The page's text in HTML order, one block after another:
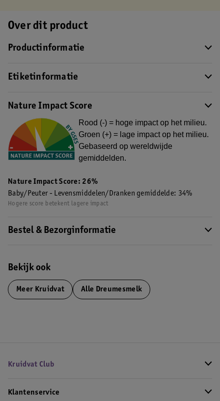
Over dit product
Productinformatie
Etiketinformatie
Nature Impact Score
Rood (-) = hoge impact op het milieu.
Groen (+) = lage impact op het milieu.
Gebaseerd op wereldwijde
gemiddelden.
Nature Impact Score: 26%
Baby/Peuter - Levensmiddelen/Dranken gemiddelde: 34%
Hogere score betekent lagere impact
Bestel & Bezorginformatie
Bekijk ook
Meer Kruidvat Alle Dreumesmelk
Kruidvat Club
Klantenservice